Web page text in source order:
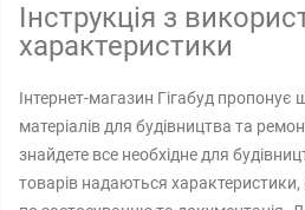
Інструкція з
характеристики
Інтернет-магазин Гігабуд
матеріалів для будівництва та
знайдете все необхідне для
товарів надаються характеристики,